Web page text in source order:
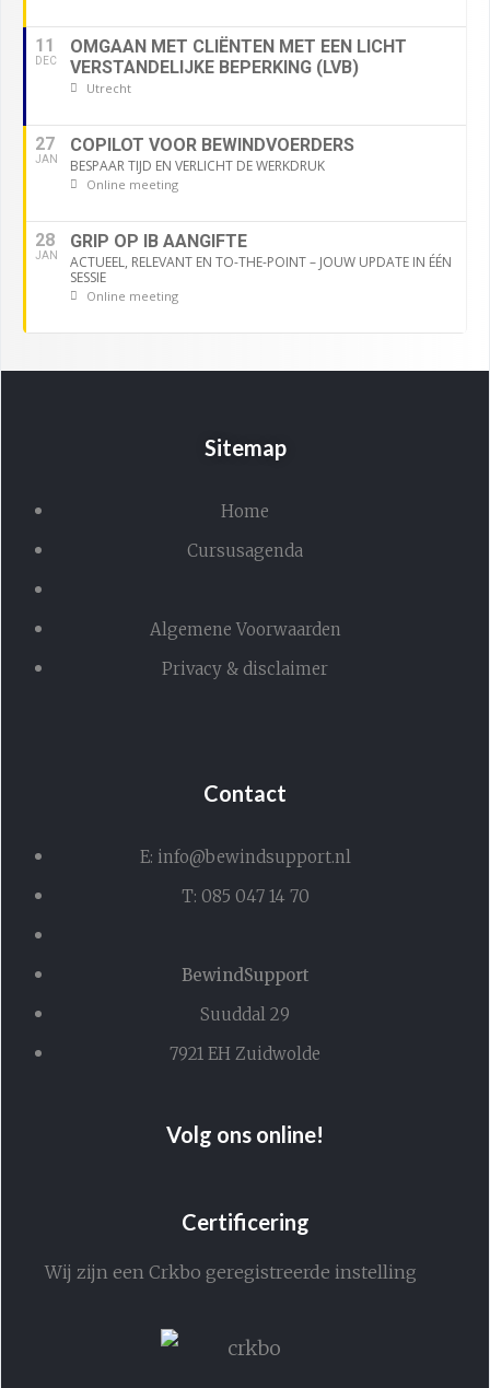
11
DEC
OMGAAN MET CLIËNTEN MET EEN LICHT
VERSTANDELIJKE BEPERKING (LVB)
Utrecht
27
JAN
COPILOT VOOR BEWINDVOERDERS
BESPAAR TIJD EN VERLICHT DE WERKDRUK
Online meeting
28
JAN
GRIP OP IB AANGIFTE
ACTUEEL, RELEVANT EN TO-THE-POINT – JOUW UPDATE IN ÉÉN
SESSIE
Online meeting
Sitemap
Home
Cursusagenda
Algemene Voorwaarden
Privacy & disclaimer
Contact
E: info@bewindsupport.nl
T: 085 047 14 70
BewindSupport
Suuddal 29
7921 EH Zuidwolde
Volg ons online!
Certificering
Wij zijn een Crkbo geregistreerde instelling